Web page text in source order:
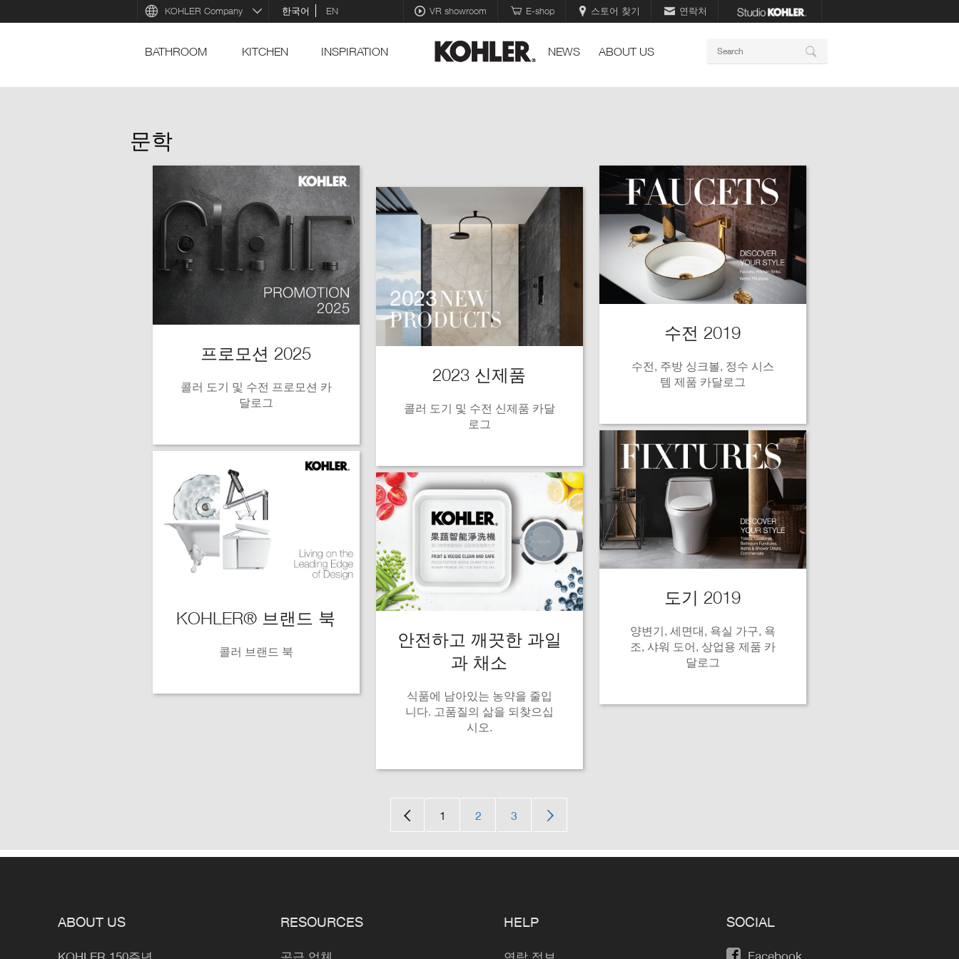
VR showroom E-shop 스토어 찾기 연락처
KOHLER Company 한국어 EN
BATHROOM KITCHEN INSPIRATION NEWS ABOUT US
문학
프로모션 2025
콜러 도기 및 수전 프로모션 카
달로그
2023 신제품
콜러 도기 및 수전 신제품 카달
로그
수전 2019
수전, 주방 싱크볼, 정수 시스
템 제품 카달로그
도기 2019
양변기, 세면대, 욕실 가구, 욕
조, 샤워 도어, 상업용 제품 카
달로그
KOHLER® 브랜드 북
콜러 브랜드 북
안전하고 깨끗한 과일
과 채소
식품에 남아있는 농약을 줄입
니다. 고품질의 삶을 되찾으십
시오.
1 2 3
ABOUT US RESOURCES HELP SOCIAL
Facebook